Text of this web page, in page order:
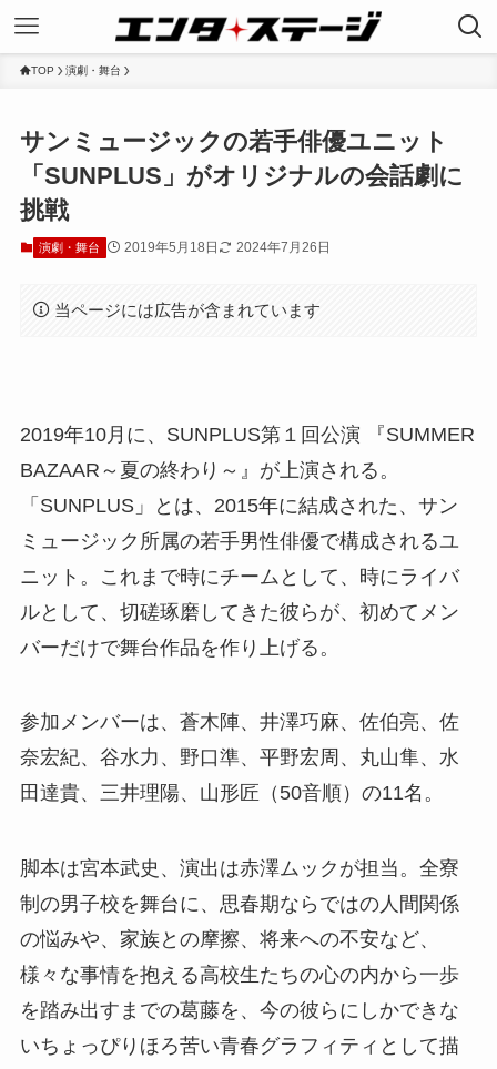
TOP 演劇・舞台
サンミュージックの若手俳優ユニット
「SUNPLUS」がオリジナルの会話劇に
挑戦
演劇・舞台 2019年5月18日 2024年7月26日
当ページには広告が含まれています
2019年10月に、SUNPLUS第１回公演 『SUMMER
BAZAAR～夏の終わり～』が上演される。
「SUNPLUS」とは、2015年に結成された、サン
ミュージック所属の若手男性俳優で構成されるユ
ニット。これまで時にチームとして、時にライバ
ルとして、切磋琢磨してきた彼らが、初めてメン
バーだけで舞台作品を作り上げる。
参加メンバーは、蒼木陣、井澤巧麻、佐伯亮、佐
奈宏紀、谷水力、野口準、平野宏周、丸山隼、水
田達貴、三井理陽、山形匠（50音順）の11名。
脚本は宮本武史、演出は赤澤ムックが担当。全寮
制の男子校を舞台に、思春期ならではの人間関係
の悩みや、家族との摩擦、将来への不安など、
様々な事情を抱える高校生たちの心の内から一歩
を踏み出すまでの葛藤を、今の彼らにしかできな
いちょっぴりほろ苦い青春グラフィティとして描